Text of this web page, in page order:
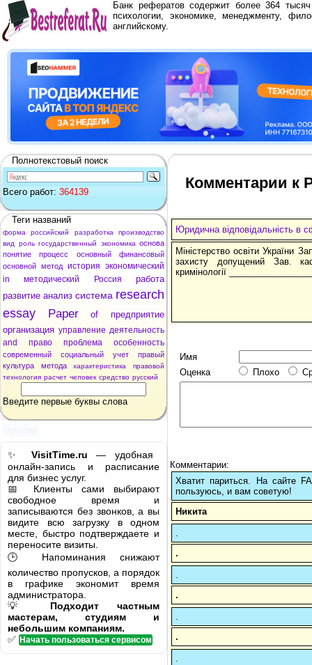
Банк рефератов содержит более 364
психологии, экономике, менеджменту,
английскому.
Полнотекстовый поиск
Всего работ: 364139
Теги названий
форма российский разработка
производство
вид
роль государственный экономика основа
понятие
процесс основный
финансовый
основной метод история экономический
in
методический Россия
работа
развитие анализ система research
essay
Paper of
предприятие
организация управление деятельность
and
право проблема особенность
современный социальный учет
правый
культура
метода характеристика
правовой
технология расчет человек средство русский
Введите первые буквы слова
✨ VisitTime.ru — удобная
онлайн-запись и расписание
для бизнес услуг.
📅 Клиенты сами выбирают
свободное время и
записываются без звонков, а вы
видите всю загрузку в одном
месте, быстро подтверждаете и
переносите визиты.
🕒 Напоминания снижают
количество пропусков, а порядок
в графике экономит время
администратора.
💡 Подходит частным
мастерам, студиям и
небольшим компаниям.
✅ Начать пользоваться сервисом
Комментарии к
Юридична відповідальність в
Міністерство освіти України
захисту допущений Зав.
кримінології
Имя
Оценка
Плохо
Комментарии:
Хватит париться. На сайте
пользуюсь, и вам советую!
Никита
.
.
.